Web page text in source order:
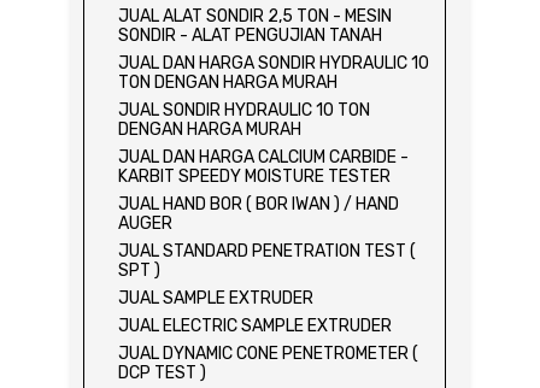
JUAL ALAT SONDIR 2,5 TON - MESIN
SONDIR - ALAT PENGUJIAN TANAH
JUAL DAN HARGA SONDIR HYDRAULIC 10
TON DENGAN HARGA MURAH
JUAL SONDIR HYDRAULIC 10 TON
DENGAN HARGA MURAH
JUAL DAN HARGA CALCIUM CARBIDE -
KARBIT SPEEDY MOISTURE TESTER
JUAL HAND BOR ( BOR IWAN ) / HAND
AUGER
JUAL STANDARD PENETRATION TEST (
SPT )
JUAL SAMPLE EXTRUDER
JUAL ELECTRIC SAMPLE EXTRUDER
JUAL DYNAMIC CONE PENETROMETER (
DCP TEST )